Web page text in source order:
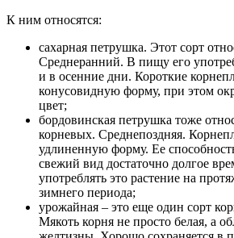
К ним относятся:
сахарная петрушка. Этот сорт
Среднеранний. В пищу его
и в осенние дни. Короткие
конусовидную форму, при этом
цвет;
бордовинская петрушка тоже
корневых. Среднепоздняя.
удлиненную форму. Ее
свежий вид достаточно долгое
употреблять это растение на
зимнего периода;
урожайная – это еще один сорт
Мякоть корня не просто белая, а